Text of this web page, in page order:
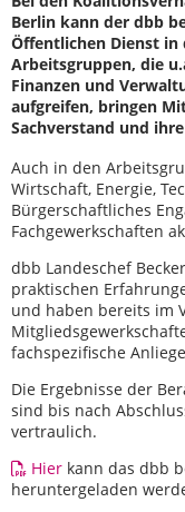
Berlin kann der dbb
Öffentlichen Dienst
Arbeitsgruppen, die
Finanzen und
aufgreifen, bringen
Sachverstand und
Auch in den
Wirtschaft, Energie,
Bürgerschaftliches
Fachgewerkschaften
dbb Landeschef
praktischen
und haben bereits im
fachspezifische
Die Ergebnisse der
sind bis nach
vertraulich.
Hier kann das dbb
heruntergeladen